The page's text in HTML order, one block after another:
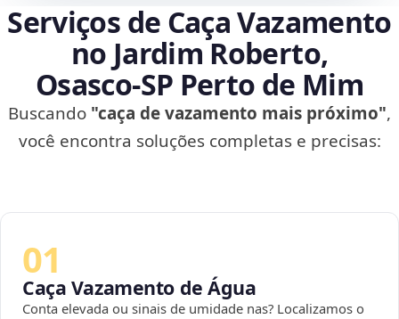
Serviços de Caça Vazamento
no Jardim Roberto,
Osasco‑SP Perto de Mim
Buscando "caça de vazamento mais próximo",
você encontra soluções completas e precisas:
01
Caça Vazamento de Água
Conta elevada ou sinais de umidade nas? Localizamos o